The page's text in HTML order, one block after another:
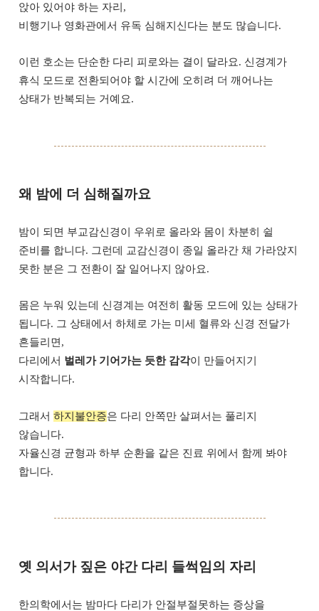
앉아 있어야 하는 자리,
비행기나 영화관에서 유독 심해지신다는 분도 많습니다.
이런 호소는 단순한 다리 피로와는 결이 달라요. 신경계가
휴식 모드로 전환되어야 할 시간에 오히려 더 깨어나는
상태가 반복되는 거예요.
왜 밤에 더 심해질까요
밤이 되면 부교감신경이 우위로 올라와 몸이 차분히 쉴
준비를 합니다. 그런데 교감신경이 종일 올라간 채 가라앉지
못한 분은 그 전환이 잘 일어나지 않아요.
몸은 누워 있는데 신경계는 여전히 활동 모드에 있는 상태가
됩니다. 그 상태에서 하체로 가는 미세 혈류와 신경 전달가
흔들리면,
다리에서 벌레가 기어가는 듯한 감각이 만들어지기
시작합니다.
그래서 하지불안증은 다리 안쪽만 살펴서는 풀리지
않습니다.
자율신경 균형과 하부 순환을 같은 진료 위에서 함께 봐야
합니다.
옛 의서가 짚은 야간 다리 들썩임의 자리
한의학에서는 밤마다 다리가 안절부절못하는 증상을